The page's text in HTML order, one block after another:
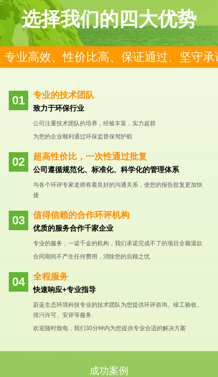
选择我们的四大优势
专业高效、性价比高、保证通过、坚守承
专业的技术团队
致力于环保行业
公司注重技术团队的培养，经验丰富，实力超群
为您的企业顺利通过环保监督保驾护航
超高性价比，一次性通过批复
公司遵循规范化、标准化、科学化的管理体系
与各个环评专家老师有着良好的沟通关系，使您的报告批复更加快
捷
值得信赖的合作环评机构
优质的服务合作千家企业
专业的服务，一诺千金的机构，我们承诺完成不了的项目全额退款
合同期间不产生任何费用，消除您的后顾之忧
全程服务
快速响应+专业指导
蔚蓝生态环境科技专业的技术团队为您提供环评咨询、竣工验收、
排污许可、安评等服务
欢迎随时致电，我们30分钟内为您提供专业合适的解决方案
成功案例